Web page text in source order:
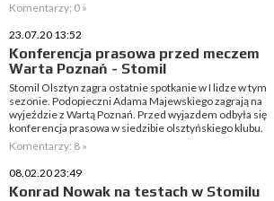
Komentarzy: 0 »
23.07.20 13:52
Konferencja prasowa przed meczem
Warta Poznań - Stomil
Stomil Olsztyn zagra ostatnie spotkanie w I lidze w tym
sezonie. Podopieczni Adama Majewskiego zagrają na
wyjeździe z Wartą Poznań. Przed wyjazdem odbyła się
konferencja prasowa w siedzibie olsztyńskiego klubu.
Komentarzy: 8 »
08.02.20 23:49
Konrad Nowak na testach w Stomilu